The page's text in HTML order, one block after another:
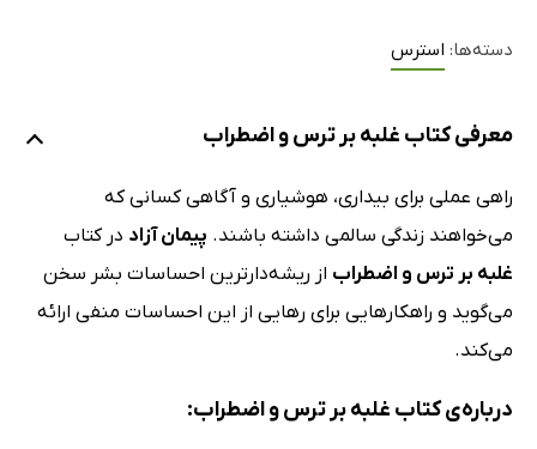
دسته‌ها: استرس
معرفی کتاب غلبه بر ترس و اضطراب
راهی عملی برای بیداری، هوشیاری و آگاهی کسانی که
می‌خواهند زندگی سالمی داشته باشند. پیمان آزاد در کتاب
غلبه بر ترس و اضطراب از ریشه‌دارترین احساسات بشر سخن
می‌گوید و راهکارهایی برای رهایی از این احساسات منفی ارائه
می‌کند.
درباره‌ی کتاب غلبه بر ترس و اضطراب: